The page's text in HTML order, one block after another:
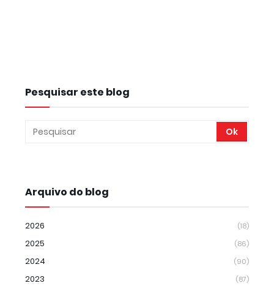
Pesquisar este blog
Arquivo do blog
2026 (18)
2025 (86)
2024 (90)
2023 (87)